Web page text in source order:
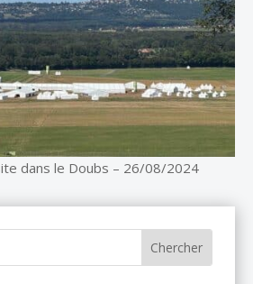
dans le Doubs – 26/08/2024